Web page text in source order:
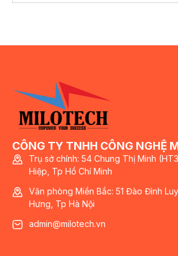
CÔNG TY TNHH CÔNG NGHỆ
Trụ sở chính: 54 Chung Thị Minh
Hiệp, Tp Hồ Chí Minh
Văn phòng Miền Bắc: 51 Đào Đình
Hưng, Tp Hà Nội
admin@milotech.vn